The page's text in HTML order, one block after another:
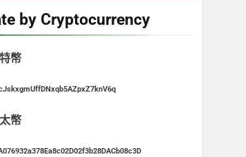
by Cryptocurrency
幣
幣